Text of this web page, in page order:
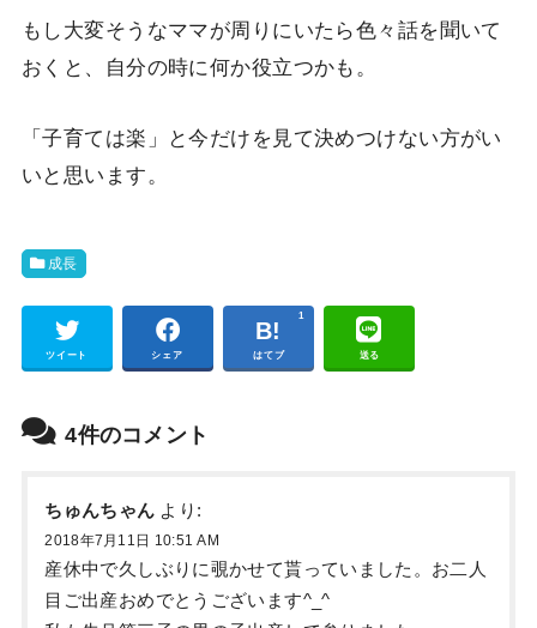
もし大変そうなママが周りにいたら色々話を聞いて
おくと、自分の時に何か役立つかも。
「子育ては楽」と今だけを見て決めつけない方がい
いと思います。
成長
ツイート シェア はてブ
1
送る
4件のコメント
ちゅんちゃん より:
2018年7月11日 10:51 AM
産休中で久しぶりに覗かせて貰っていました。お二人
目ご出産おめでとうございます^_^